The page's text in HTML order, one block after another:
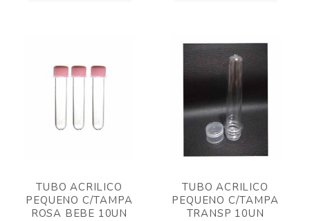
TUBO ACRILICO
PEQUENO C/TAMPA
ROSA BEBE 10UN
TUBO ACRILICO
PEQUENO C/TAMPA
TRANSP 10UN